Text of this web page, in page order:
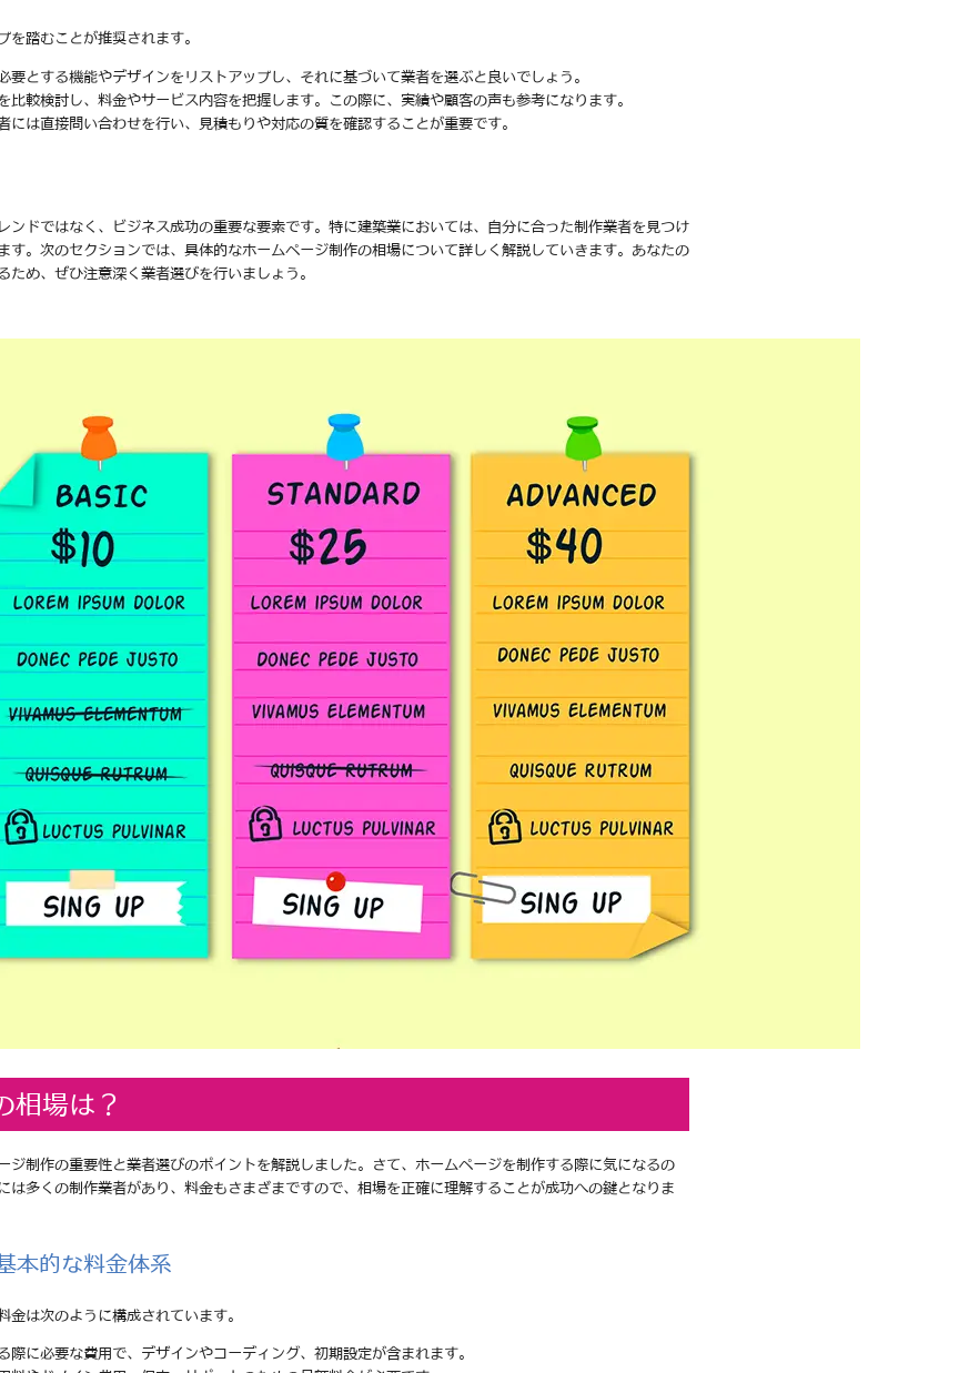
を踏むことが推奨されます。
要とする機能やデザインをリストアップし、それに基づいて業者を選ぶと良いでしょう。
比較検討し、料金やサービス内容を把握します。この際に、実績や顧客の声も参考になります。
には直接問い合わせを行い、見積もりや対応の質を確認することが重要です。
ンドではなく、ビジネス成功の重要な要素です。特に建築業においては、自分に合った制作業者を見つけ
す。次のセクションでは、具体的なホームページ制作の相場について詳しく解説していきます。あなたの
ため、ぜひ注意深く業者選びを行いましょう。
相場は？
ジ制作の重要性と業者選びのポイントを解説しました。さて、ホームページを制作する際に気になるの
は多くの制作業者があり、料金もさまざまですので、相場を正確に理解することが成功への鍵となりま
本的な料金体系
は次のように構成されています。
際に必要な費用で、デザインやコーディング、初期設定が含まれます。